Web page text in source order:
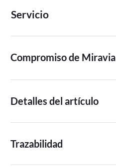
Servicio
Compromiso de Miravia
Detalles del artículo
Trazabilidad